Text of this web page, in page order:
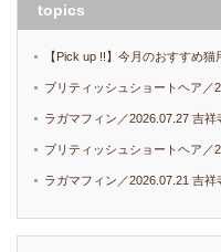
topics
【Pick up !!】今月のおすすめ猫
ブリティッシュショートヘア／
ラガマフィン／2026.07.27 吉祥
ブリティッシュショートヘア／
ラガマフィン／2026.07.21 吉祥